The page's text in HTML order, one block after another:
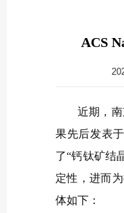
ACS
近期，
果先后发表
了“钙钛矿结
定性，进而
体如下：